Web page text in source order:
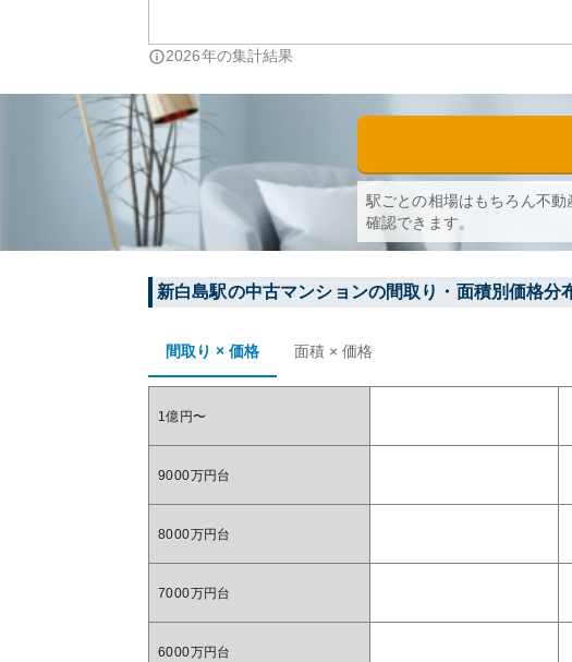
2026年の集計結果
駅ごとの相場はもちろん不
確認できます。
新白島駅の中古マンションの間取り・面積別価格分
間取り × 価格 面積 × 価格
1億円〜
9000万円台
8000万円台
7000万円台
6000万円台